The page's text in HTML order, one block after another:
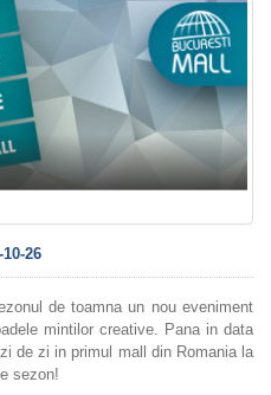
10-26
de toamna un nou eveniment
mintilor creative. Pana in data
de zi in primul mall din Romania la
sezon!